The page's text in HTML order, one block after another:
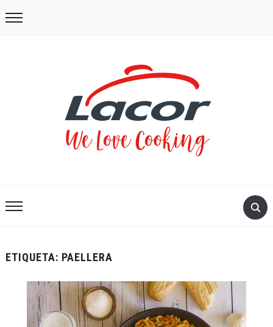
ETIQUETA: PAELLERA